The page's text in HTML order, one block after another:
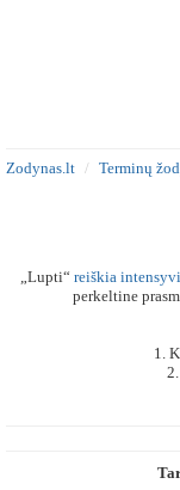
Zodynas.lt Terminų
„Lupti“ reiškia
perkeltine
1.